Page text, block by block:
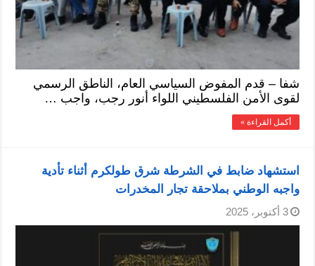
شفا – قدم المفوض السياسي العام، الناطق الرسمي
لقوى الأمن الفلسطيني اللواء أنور رجب، واجب …
أكمل القراءة »
استشهاد ضابط في الشرطة شرق طولكرم أثناء تأدية
واجبه الوطني بملاحقة تجار المخدرات
3 أكتوبر، 2025